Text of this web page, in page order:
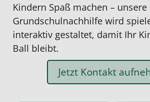
Kindern Spaß machen – unsere
Grundschulnachhilfe wird
interaktiv gestaltet, damit Ihr
Ball bleibt.
Jetzt Kontakt